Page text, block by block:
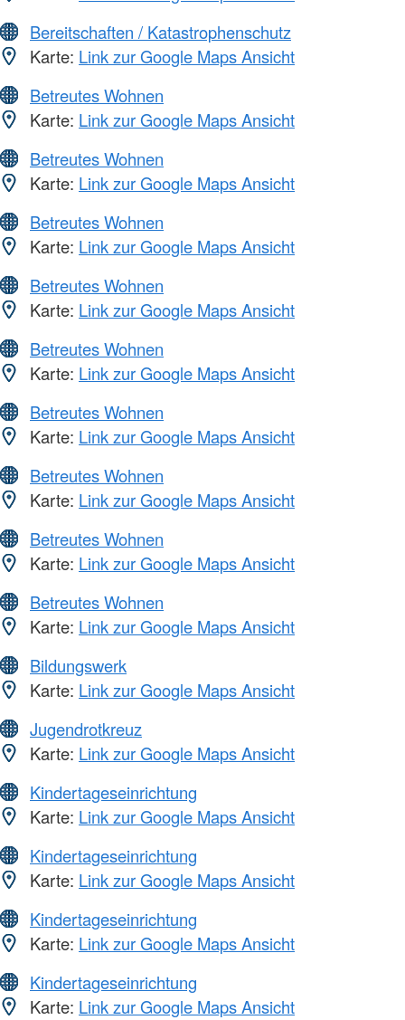
Bereitschaften / Katastrophenschutz
Karte: Link zur Google Maps Ansicht
Betreutes Wohnen
Karte: Link zur Google Maps Ansicht
Betreutes Wohnen
Karte: Link zur Google Maps Ansicht
Betreutes Wohnen
Karte: Link zur Google Maps Ansicht
Betreutes Wohnen
Karte: Link zur Google Maps Ansicht
Betreutes Wohnen
Karte: Link zur Google Maps Ansicht
Betreutes Wohnen
Karte: Link zur Google Maps Ansicht
Betreutes Wohnen
Karte: Link zur Google Maps Ansicht
Betreutes Wohnen
Karte: Link zur Google Maps Ansicht
Betreutes Wohnen
Karte: Link zur Google Maps Ansicht
Bildungswerk
Karte: Link zur Google Maps Ansicht
Jugendrotkreuz
Karte: Link zur Google Maps Ansicht
Kindertageseinrichtung
Karte: Link zur Google Maps Ansicht
Kindertageseinrichtung
Karte: Link zur Google Maps Ansicht
Kindertageseinrichtung
Karte: Link zur Google Maps Ansicht
Kindertageseinrichtung
Karte: Link zur Google Maps Ansicht